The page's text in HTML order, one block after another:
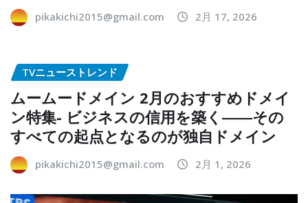
pikakichi2015@gmail.com 2月 17, 2026
TVニューストレンド
ムームードメイン 2月のおすすめドメイ
ン特集- ビジネスの信用を築く――その
すべての起点となるのが独自ドメイン
pikakichi2015@gmail.com 2月 1, 2026